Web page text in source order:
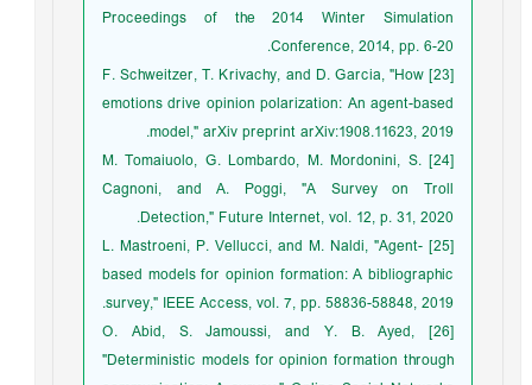
Proceedings of the 2014 Winter Simulation
Conference, 2014, pp. 6-20.
[23] F. Schweitzer, T. Krivachy, and D. Garcia, "How
emotions drive opinion polarization: An agent-based
model," arXiv preprint arXiv:1908.11623, 2019.
[24] M. Tomaiuolo, G. Lombardo, M. Mordonini, S.
Cagnoni, and A. Poggi, "A Survey on Troll
Detection," Future Internet, vol. 12, p. 31, 2020.
[25] L. Mastroeni, P. Vellucci, and M. Naldi, "Agent-
based models for opinion formation: A bibliographic
survey," IEEE Access, vol. 7, pp. 58836-58848, 2019.
[26] O. Abid, S. Jamoussi, and Y. B. Ayed,
"Deterministic models for opinion formation through